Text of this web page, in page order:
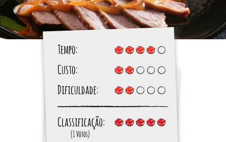
Tempo:
Custo:
Dificuldade:
Classificação:
(1 Votos)